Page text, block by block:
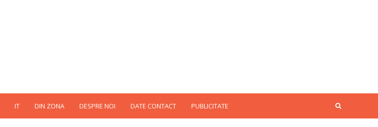
IT DIN ZONA DESPRE NOI DATE CONTACT PUBLICITATE